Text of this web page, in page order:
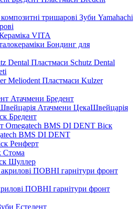
Зуби Yamahachi
VITA
Бондинг для
Пластмаси Schutz Dental
Пластмаси Kulzer
Атачмени Бредент
Атачмени ЦекаШвейцарія
Бредент
Віск
BMS DI DENT
Ренферт
Стома
Шуллер
ПОВНІ гарнітури фронт
Естедент